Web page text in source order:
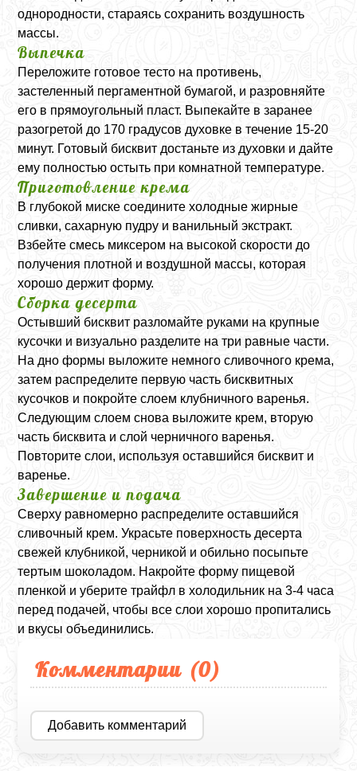
однородности, стараясь сохранить воздушность
массы.
Выпечка
Переложите готовое тесто на противень,
застеленный пергаментной бумагой, и разровняйте
его в прямоугольный пласт. Выпекайте в заранее
разогретой до 170 градусов духовке в течение 15-20
минут. Готовый бисквит достаньте из духовки и дайте
ему полностью остыть при комнатной температуре.
Приготовление крема
В глубокой миске соедините холодные жирные
сливки, сахарную пудру и ванильный экстракт.
Взбейте смесь миксером на высокой скорости до
получения плотной и воздушной массы, которая
хорошо держит форму.
Сборка десерта
Остывший бисквит разломайте руками на крупные
кусочки и визуально разделите на три равные части.
На дно формы выложите немного сливочного крема,
затем распределите первую часть бисквитных
кусочков и покройте слоем клубничного варенья.
Следующим слоем снова выложите крем, вторую
часть бисквита и слой черничного варенья.
Повторите слои, используя оставшийся бисквит и
варенье.
Завершение и подача
Сверху равномерно распределите оставшийся
сливочный крем. Украсьте поверхность десерта
свежей клубникой, черникой и обильно посыпьте
тертым шоколадом. Накройте форму пищевой
пленкой и уберите трайфл в холодильник на 3-4 часа
перед подачей, чтобы все слои хорошо пропитались
и вкусы объединились.
Комментарии (0)
Добавить комментарий